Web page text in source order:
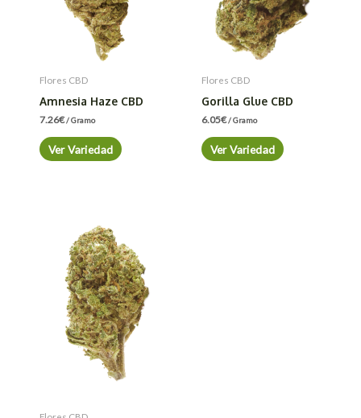
Flores CBD
Amnesia Haze CBD
7.26€/ Gramo
Ver Variedad
Flores CBD
Gorilla Glue CBD
6.05€/ Gramo
Ver Variedad